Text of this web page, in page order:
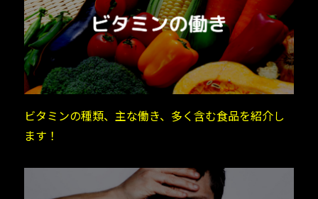
ビタミンの種類、主な働き、多く含む食品を紹介し
ます！